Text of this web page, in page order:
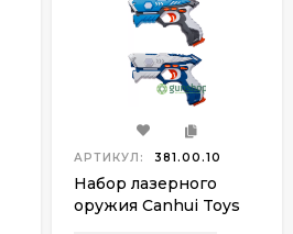
АРТИКУЛ: 381.00.10
Набор лазерного
оружия Canhui Toys